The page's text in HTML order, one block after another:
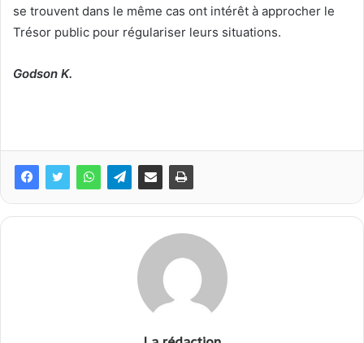
se trouvent dans le même cas ont intérêt à approcher le
Trésor public pour régulariser leurs situations.
Godson K.